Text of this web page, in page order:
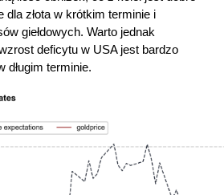
dla złota w krótkim terminie i
giełdowych. Warto jednak
deficytu w USA jest bardzo
długim terminie.